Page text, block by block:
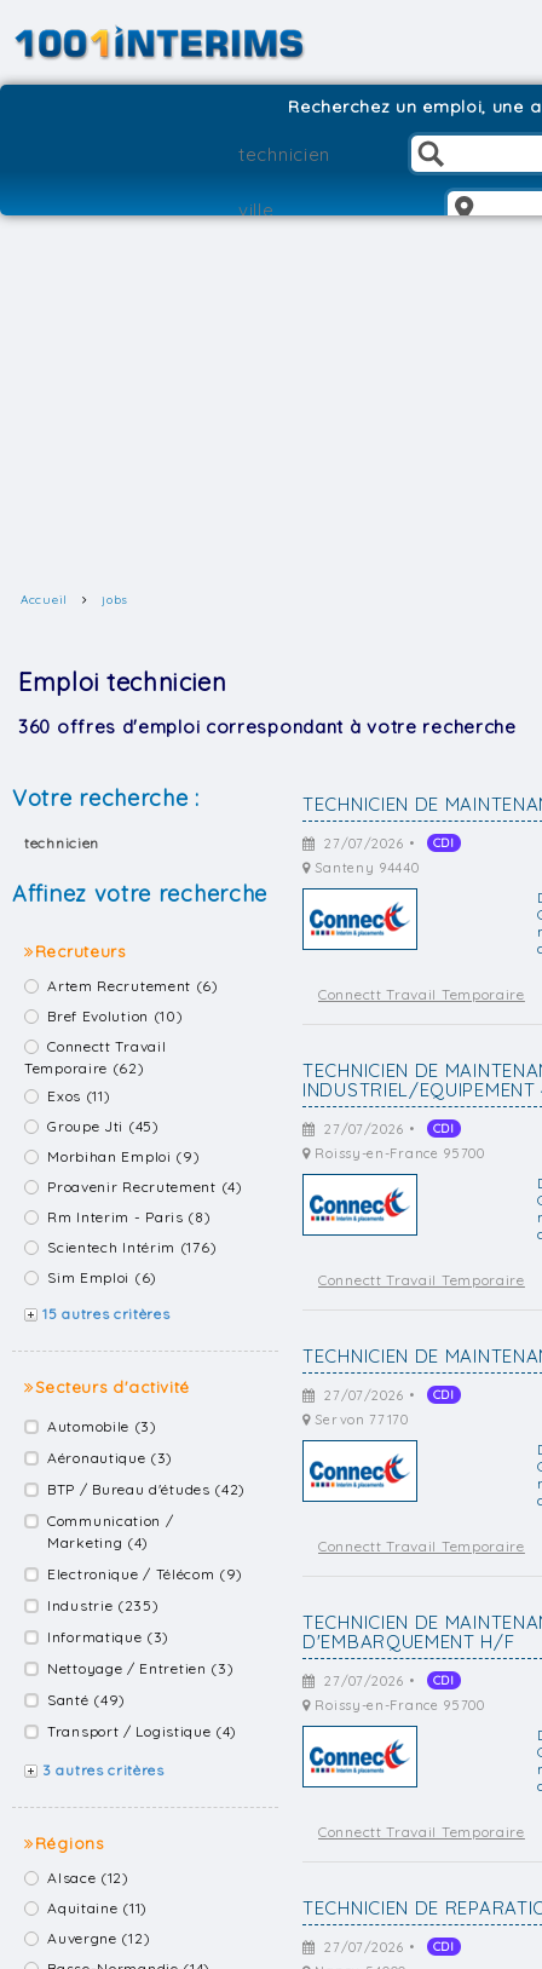
Recherchez un emploi, une
Accueil jobs
Emploi technicien
360 offres d'emploi correspondant à votre recherche
Votre recherche :
technicien
Affinez votre recherche
Recruteurs
Artem Recrutement (6)
Bref Evolution (10)
Connectt Travail
Temporaire (62)
Exos (11)
Groupe Jti (45)
Morbihan Emploi (9)
Proavenir Recrutement (4)
Rm Interim - Paris (8)
Scientech Intérim (176)
Sim Emploi (6)
15 autres critères
Secteurs d'activité
Automobile (3)
Aéronautique (3)
BTP / Bureau d'études (42)
Communication /
Marketing (4)
Electronique / Télécom (9)
Industrie (235)
Informatique (3)
Nettoyage / Entretien (3)
Santé (49)
Transport / Logistique (4)
3 autres critères
Régions
Alsace (12)
Aquitaine (11)
Auvergne (12)
TECHNICIEN DE
27/07/2026 • CDI
Santeny 94440
Connectt Travail Temporaire
TECHNICIEN DE
INDUSTRIEL/
27/07/2026 • CDI
Roissy-en-France 95700
Connectt Travail Temporaire
TECHNICIEN DE
27/07/2026 • CDI
Servon 77170
Connectt Travail Temporaire
TECHNICIEN DE
D'EMBARQUEMENT H/F
27/07/2026 • CDI
Roissy-en-France 95700
Connectt Travail Temporaire
TECHNICIEN DE
27/07/2026 • CDI